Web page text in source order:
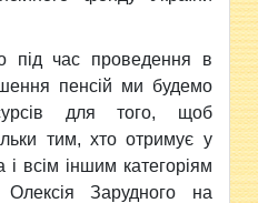
під час проведення в
пенсій ми будемо
для того, щоб
тим, хто отримує у
і всім іншим категоріям
Зарудного на